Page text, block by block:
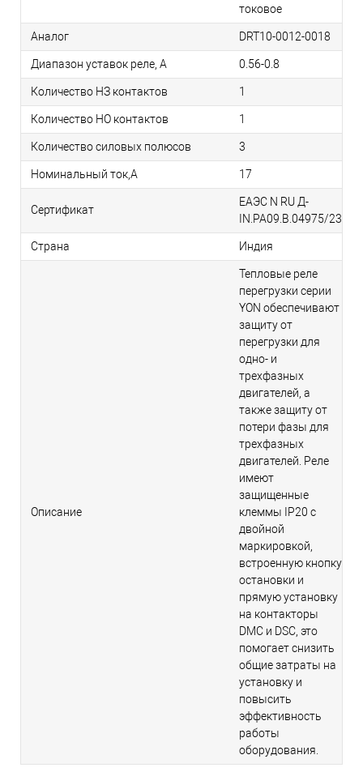
токовое
Аналог DRT10-0012-0018
Диапазон уставок реле, А 0.56-0.8
Количество НЗ контактов 1
Количество НО контактов 1
Количество силовых полюсов 3
Номинальный ток,А 17
Сертификат
ЕАЭС N RU Д-
IN.РА09.В.04975/23
Страна Индия
Описание
Тепловые реле
перегрузки серии
YON обеспечивают
защиту от
перегрузки для
одно- и
трехфазных
двигателей, а
также защиту от
потери фазы для
трехфазных
двигателей. Реле
имеют
защищенные
клеммы IP20 с
двойной
маркировкой,
встроенную кнопку
остановки и
прямую установку
на контакторы
DMC и DSC, это
помогает снизить
общие затраты на
установку и
повысить
эффективность
работы
оборудования.